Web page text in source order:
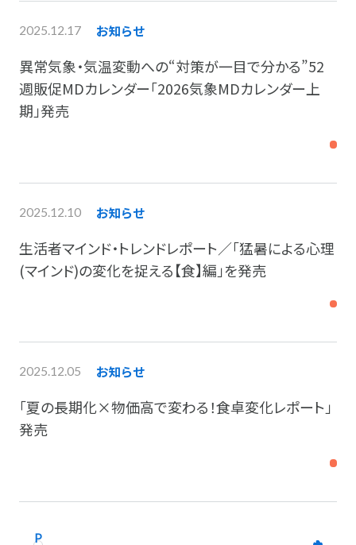
2025.12.17 お知らせ
異常気象・気温変動への“対策が一目で分かる”52
週販促MDカレンダー「2026気象MDカレンダー上
期」発売
2025.12.10 お知らせ
生活者マインド・トレンドレポート／「猛暑による心理
(マインド)​の変化を捉える【食】編」を発売
2025.12.05 お知らせ
「夏の長期化×物価高で変わる！食卓変化レポート」
発売
P
N